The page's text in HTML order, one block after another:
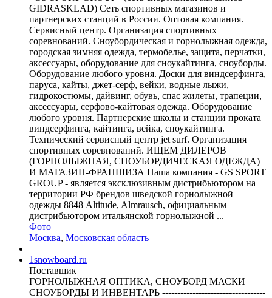
GIDRASKLAD) Сеть спортивных магазинов и
партнерских станций в России. Оптовая компания.
Сервисный центр. Организация спортивных
соревнований. Сноубордическая и горнолыжная одежда,
городская зимняя одежда, термобелье, защита, перчатки,
аксессуары, оборудование для сноукайтинга, сноуборды.
Оборудование любого уровня. Доски для виндсерфинга,
паруса, кайты, джет-серф, вейки, водные лыжи,
гидрокостюмы, дайвинг, обувь, спас жилеты, трапеции,
аксессуары, серфово-кайтовая одежда. Оборудование
любого уровня. Партнерские школы и станции проката
виндсерфинга, кайтинга, вейка, сноукайтинга.
Технический сервисный центр jet surf. Организация
спортивных соревнований. ИЩЕМ ДИЛЕРОВ
(ГОРНОЛЫЖНАЯ, СНОУБОРДИЧЕСКАЯ ОДЕЖДА)
И МАГАЗИН-ФРАНШИЗА Наша компания - GS SPORT
GROUP - является эксклюзивным дистрибьютором на
территории РФ брендов шведской горнолыжной
одежды 8848 Altitude, Almrausch, официальным
дистрибьютором итальянской горнолыжной ...
Фото
Москва, Московская область
1snowboard.ru
Поставщик
ГОРНОЛЫЖНАЯ ОПТИКА, СНОУБОРД МАСКИ
СНОУБОРДЫ И ИНВЕНТАРЬ ----------------------------------